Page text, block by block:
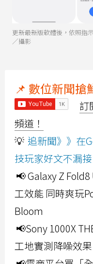
更新最新版軟體後，依照指
／攝影
📌 數位新聞搶
訂
頻道！
💡 追新聞》》在
技玩家好文不漏接
📢 Galaxy Z
工效能 同時爽玩
Bloom
📢Sony 1000X
工地實測降噪效